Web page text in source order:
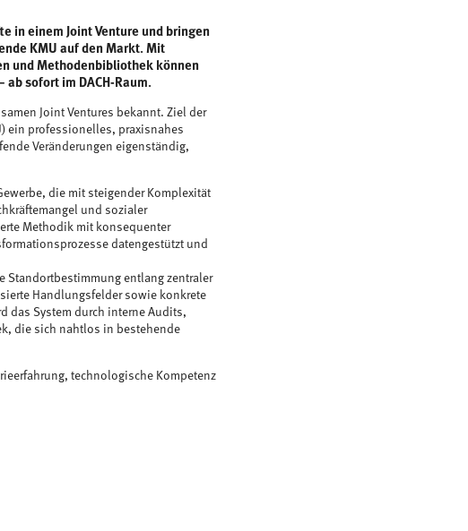
in einem Joint Venture und bringen
KMU auf den Markt. Mit
und Methodenbibliothek können
sofort im DACH-Raum.
Joint Ventures bekannt. Ziel der
ein professionelles, praxisnahes
Veränderungen eigenständig,
die mit steigender Komplexität
und sozialer
Methodik mit konsequenter
datengestützt und
Standortbestimmung entlang zentraler
Handlungsfelder sowie konkrete
das System durch interne Audits,
die sich nahtlos in bestehende
technologische Kompetenz